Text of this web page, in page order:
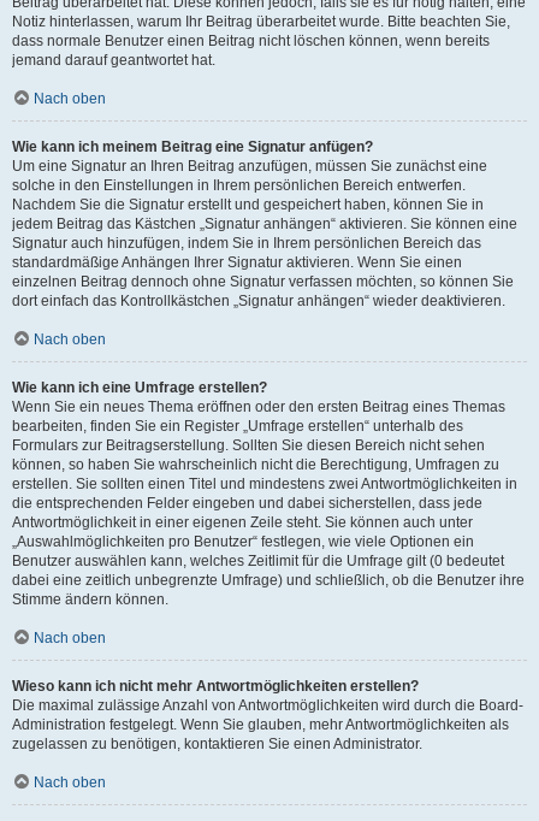
Notiz hinterlassen, warum Ihr Beitrag überarbeitet wurde. Bitte beachten Sie,
dass normale Benutzer einen Beitrag nicht löschen können, wenn bereits
jemand darauf geantwortet hat.
Nach oben
Wie kann ich meinem Beitrag eine Signatur anfügen?
Um eine Signatur an Ihren Beitrag anzufügen, müssen Sie zunächst eine
solche in den Einstellungen in Ihrem persönlichen Bereich entwerfen.
Nachdem Sie die Signatur erstellt und gespeichert haben, können Sie in
jedem Beitrag das Kästchen „Signatur anhängen“ aktivieren. Sie können eine
Signatur auch hinzufügen, indem Sie in Ihrem persönlichen Bereich das
standardmäßige Anhängen Ihrer Signatur aktivieren. Wenn Sie einen
einzelnen Beitrag dennoch ohne Signatur verfassen möchten, so können Sie
dort einfach das Kontrollkästchen „Signatur anhängen“ wieder deaktivieren.
Nach oben
Wie kann ich eine Umfrage erstellen?
Wenn Sie ein neues Thema eröffnen oder den ersten Beitrag eines Themas
bearbeiten, finden Sie ein Register „Umfrage erstellen“ unterhalb des
Formulars zur Beitragserstellung. Sollten Sie diesen Bereich nicht sehen
können, so haben Sie wahrscheinlich nicht die Berechtigung, Umfragen zu
erstellen. Sie sollten einen Titel und mindestens zwei Antwortmöglichkeiten in
die entsprechenden Felder eingeben und dabei sicherstellen, dass jede
Antwortmöglichkeit in einer eigenen Zeile steht. Sie können auch unter
„Auswahlmöglichkeiten pro Benutzer“ festlegen, wie viele Optionen ein
Benutzer auswählen kann, welches Zeitlimit für die Umfrage gilt (0 bedeutet
dabei eine zeitlich unbegrenzte Umfrage) und schließlich, ob die Benutzer ihre
Stimme ändern können.
Nach oben
Wieso kann ich nicht mehr Antwortmöglichkeiten erstellen?
Die maximal zulässige Anzahl von Antwortmöglichkeiten wird durch die Board-
Administration festgelegt. Wenn Sie glauben, mehr Antwortmöglichkeiten als
zugelassen zu benötigen, kontaktieren Sie einen Administrator.
Nach oben